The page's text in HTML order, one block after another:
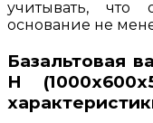
учитывать, что
основание не
Базальтовая
Н